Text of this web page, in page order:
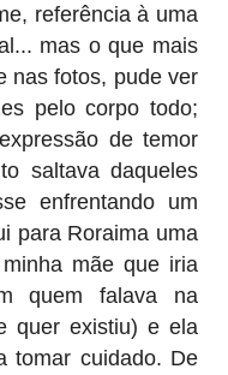
referência à uma
mas o que mais
nas fotos, pude ver
pelo corpo todo;
de temor
saltava daqueles
enfrentando um
para Roraima uma
mãe que iria
quem falava na
quer existiu) e ela
tomar cuidado. De